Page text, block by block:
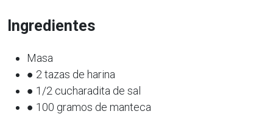
Ingredientes
Masa
● 2 tazas de harina
● 1/2 cucharadita de sal
● 100 gramos de manteca